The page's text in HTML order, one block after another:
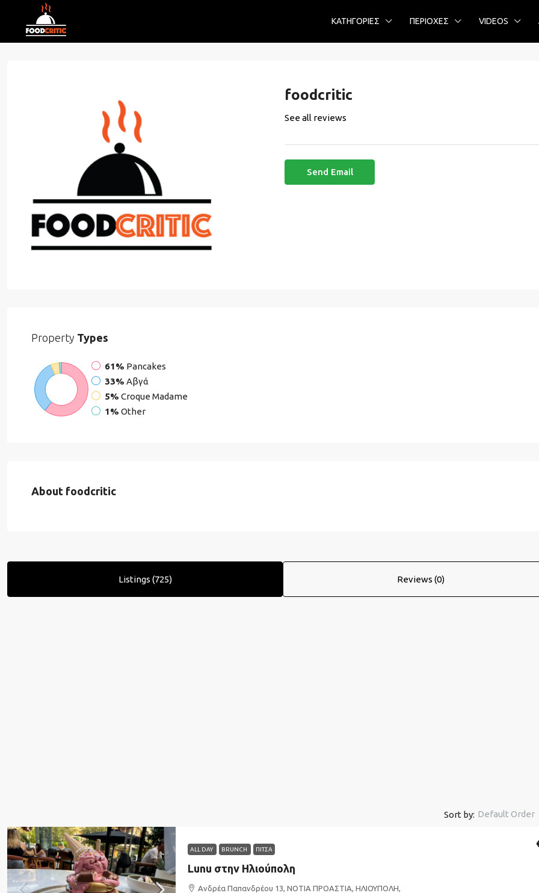
ΚΑΤΗΓΟΡΙΕΣ ΠΕΡΙΟΧΕΣ VIDEOS
foodcritic
See all reviews
Send Email
Property Types
61% Pancakes
33% Αβγά
5% Croque Madame
1% Other
About foodcritic
Listings (725) Reviews (0)
Sort by: Default Order
ALL DAY BRUNCH ΠΙΤΣΑ
Lunu στην Ηλιούπολη
Ανδρέα Παπανδρέου 13, ΝΟΤΙΑ ΠΡΟΑΣΤΙΑ, ΗΛΙΟΥΠΟΛΗ,